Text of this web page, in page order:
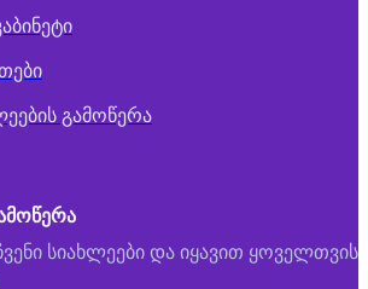
გამოწერა
სიახლეები და იყავით ყოველთვის